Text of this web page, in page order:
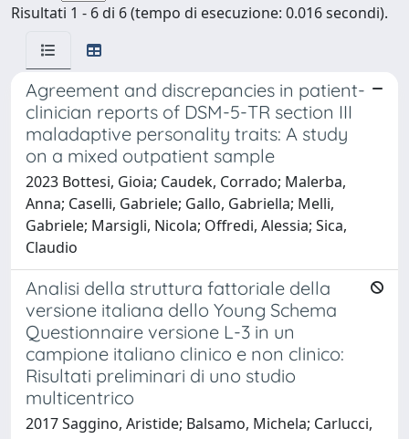
Risultati 1 - 6 di 6 (tempo di esecuzione: 0.016 secondi).
Agreement and discrepancies in patient-
clinician reports of DSM-5-TR section III
maladaptive personality traits: A study
on a mixed outpatient sample
2023 Bottesi, Gioia; Caudek, Corrado; Malerba,
Anna; Caselli, Gabriele; Gallo, Gabriella; Melli,
Gabriele; Marsigli, Nicola; Offredi, Alessia; Sica,
Claudio
Analisi della struttura fattoriale della
versione italiana dello Young Schema
Questionnaire versione L-3 in un
campione italiano clinico e non clinico:
Risultati preliminari di uno studio
multicentrico
2017 Saggino, Aristide; Balsamo, Michela; Carlucci,